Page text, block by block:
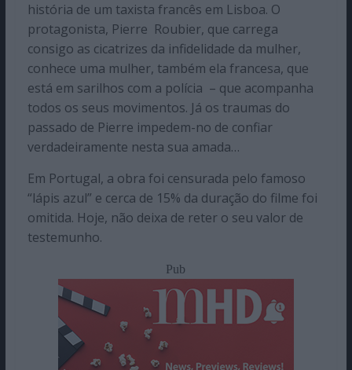
história de um taxista francês em Lisboa. O
protagonista, Pierre Roubier, que carrega
consigo as cicatrizes da infidelidade da mulher,
conhece uma mulher, também ela francesa, que
está em sarilhos com a polícia – que acompanha
todos os seus movimentos. Já os traumas do
passado de Pierre impedem-no de confiar
verdadeiramente nesta sua amada…
Em Portugal, a obra foi censurada pelo famoso
“lápis azul” e cerca de 15% da duração do filme foi
omitida. Hoje, não deixa de reter o seu valor de
testemunho.
Pub